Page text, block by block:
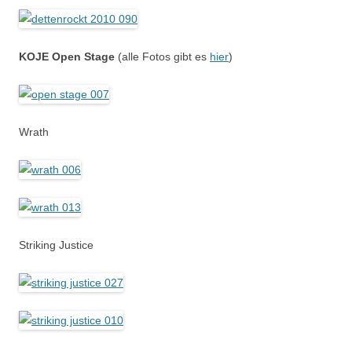
KOJE Open Stage (alle Fotos gibt es hier)
Wrath
Striking Justice